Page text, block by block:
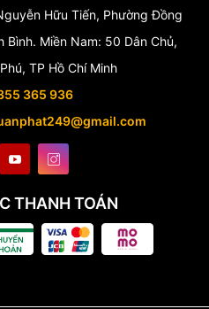
Hữu Tiến, Phường Đồng
Bình. Miền Nam: 50 Dân Chủ,
TP Hồ Chí Minh
365 936
THANH TOÁN